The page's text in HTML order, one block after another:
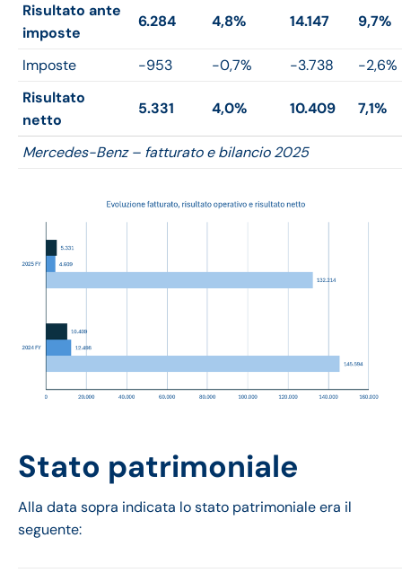
Risultato ante
imposte
6.284 4,8% 14.147 9,7%
Imposte -953 -0,7% -3.738
-2,6%
Risultato
netto
5.331 4,0% 10.409 7,1%
Mercedes-Benz – fatturato e bilancio 2025
Stato patrimoniale
Alla data sopra indicata lo stato patrimoniale era il
seguente: